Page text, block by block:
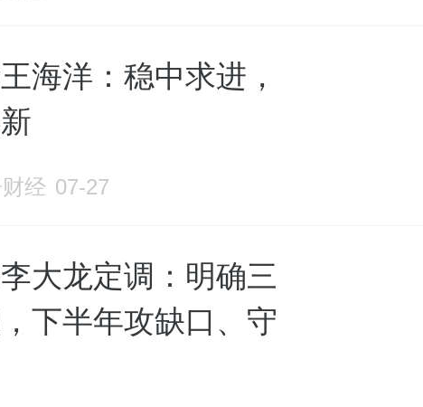
海洋：稳中求进，
经 07-27
大龙定调：明确三
下半年攻缺口、守